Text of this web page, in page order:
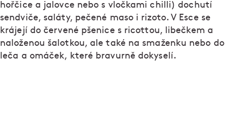
hořčice a jalovce nebo s vločkami chilli) dochutí
sendviče, saláty, pečené maso i rizoto. V Esce se
krájejí do červené pšenice s ricottou, libečkem a
naloženou šalotkou, ale také na smaženku nebo do
leča a omáček, které bravurně dokyselí.